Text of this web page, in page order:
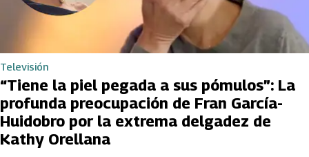
Televisión
“Tiene la piel pegada a sus pómulos”: La
profunda preocupación de Fran García-
Huidobro por la extrema delgadez de
Kathy Orellana